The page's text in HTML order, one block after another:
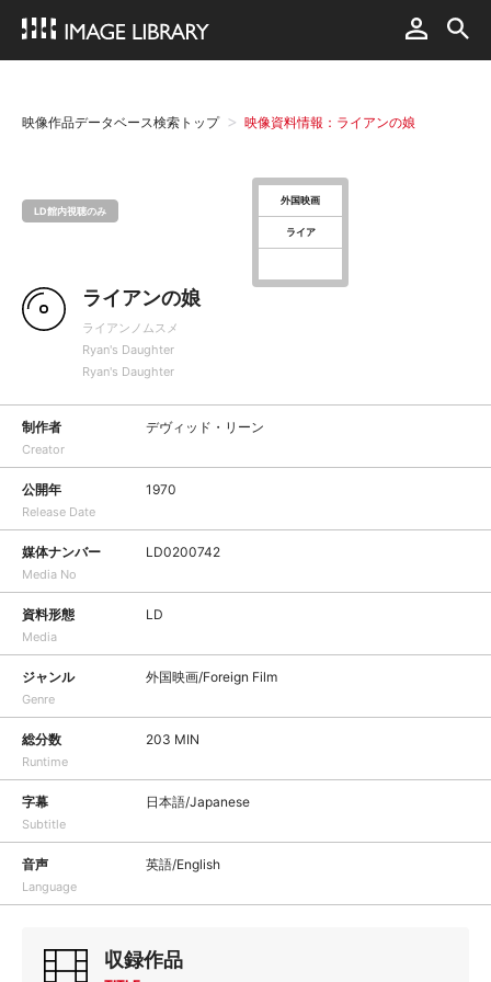
映像作品データベース検索トップ 映像資料情報：ライアンの娘
LD館内視聴のみ
外国映画
ライア
ライアンの娘
ライアンノムスメ
Ryan's Daughter
Ryan's Daughter
制作者
Creator
デヴィッド・リーン
公開年
Release Date
1970
媒体ナンバー
Media No
LD0200742
資料形態
Media
LD
ジャンル
Genre
外国映画/Foreign Film
総分数
Runtime
203 MIN
字幕
Subtitle
日本語/Japanese
音声
Language
英語/English
収録作品